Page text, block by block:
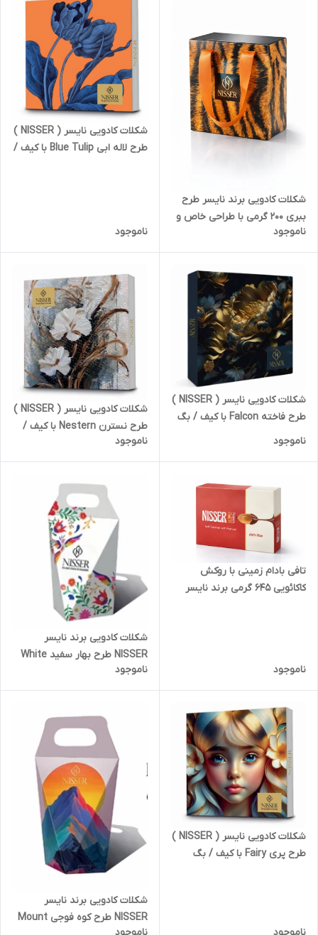
شکلات کادویی برند نایسر طرح
ببری 200 گرمی با طراحی خاص و
طعم دلنشین | کد 2462
ناموجود
شکلات کادویی نایسر ( NISSER )
طرح لاله ابی Blue Tulip با کیف /
ناموجود
شکلات کادویی نایسر ( NISSER )
طرح فاخته Falcon با کیف / بگ
کادویی دسته دار | کد 2435
ناموجود
شکلات کادویی نایسر ( NISSER )
طرح نسترن Nestern با کیف /
بگ کادویی دسته دار | کد 2437
ناموجود
تافی بادام زمینی با روکش
کاکائویی 645 گرمی برند نایسر
ناموجود
شکلات کادویی برند نایسر
NISSER طرح بهار سفید White
Spring وزن 200 گرم
ناموجود
شکلات کادویی نایسر ( NISSER )
طرح پری Fairy با کیف / بگ
شکلات کادویی برند نایسر
NISSER طرح کوه فوجی Mount